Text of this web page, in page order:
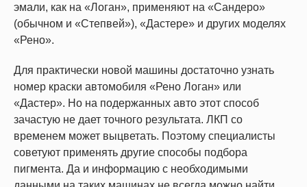
эмали, как на «Логан», применяют на «Сандеро»
(обычном и «Степвей»), «Дастере» и других моделях
«Рено».
Для практически новой машины достаточно узнать
номер краски автомобиля «Рено Логан» или
«Дастер». Но на подержанных авто этот способ
зачастую не дает точного результата. ЛКП со
временем может выцветать. Поэтому специалисты
советуют применять другие способы подбора
пигмента. Да и информацию с необходимыми